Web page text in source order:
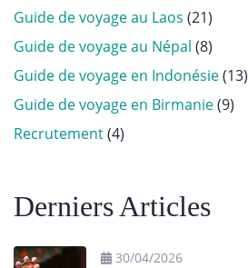
Guide de voyage au Laos (21)
Guide de voyage au Népal (8)
Guide de voyage en Indonésie(13)
Guide de voyage en Birmanie(9)
Recrutement(4)
Derniers Articles
30/04/2026